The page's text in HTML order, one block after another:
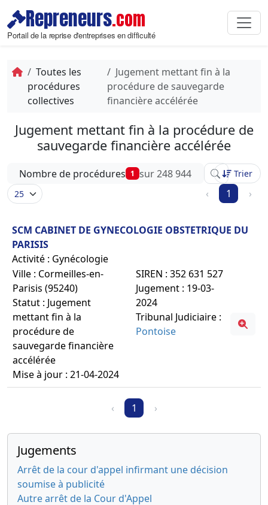
Repreneurs.com
Portail de la reprise d'entreprises en difficulté
Toutes les
procédures
collectives
Jugement mettant fin à la
procédure de sauvegarde
financière accélérée
Jugement mettant fin à la procédure de
sauvegarde financière accélérée
Nombre de procédures 1 sur 248 944 Affinez votre
Trier
‹ 1 ›
SCM CABINET DE GYNECOLOGIE OBSTETRIQUE DU
PARISIS
Activité : Gynécologie
Ville : Cormeilles-en-
Parisis (95240)
Statut : Jugement
mettant fin à la
procédure de
sauvegarde financière
accélérée
Mise à jour : 21-04-2024
SIREN : 352 631 527
Jugement : 19-03-
2024
Tribunal Judiciaire :
Pontoise
‹ 1 ›
Jugements
Arrêt de la cour d'appel infirmant une décision
soumise à publicité
Autre arrêt de la Cour d'Appel